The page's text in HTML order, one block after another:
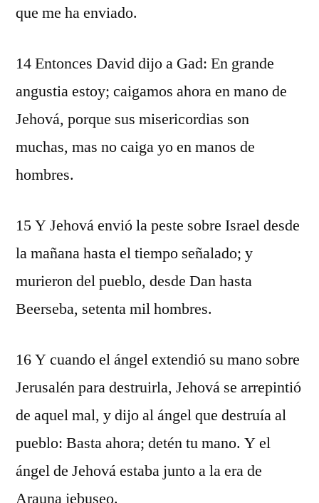
que me ha enviado.
14 Entonces David dijo a Gad: En grande
angustia estoy; caigamos ahora en mano de
Jehová, porque sus misericordias son
muchas, mas no caiga yo en manos de
hombres.
15 Y Jehová envió la peste sobre Israel desde
la mañana hasta el tiempo señalado; y
murieron del pueblo, desde Dan hasta
Beerseba, setenta mil hombres.
16 Y cuando el ángel extendió su mano sobre
Jerusalén para destruirla, Jehová se arrepintió
de aquel mal, y dijo al ángel que destruía al
pueblo: Basta ahora; detén tu mano. Y el
ángel de Jehová estaba junto a la era de
Arauna jebuseo.